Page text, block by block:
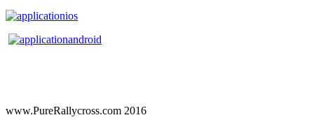
www.PureRallycross.com 2016